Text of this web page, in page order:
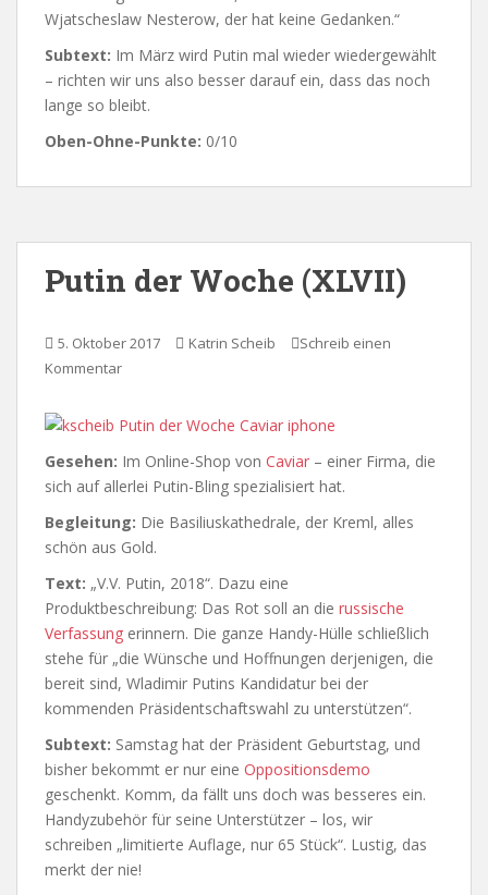
Wjatscheslaw Nesterow, der hat keine Gedanken.“
Subtext: Im März wird Putin mal wieder wiedergewählt
– richten wir uns also besser darauf ein, dass das noch
lange so bleibt.
Oben-Ohne-Punkte: 0/10
Putin der Woche (XLVII)
5. Oktober 2017 Katrin Scheib
Schreib einen
Kommentar
Gesehen: Im Online-Shop von Caviar – einer Firma, die
sich auf allerlei Putin-Bling spezialisiert hat.
Begleitung: Die Basiliuskathedrale, der Kreml, alles
schön aus Gold.
Text: „V.V. Putin, 2018“. Dazu eine
Produktbeschreibung: Das Rot soll an die russische
Verfassung erinnern. Die ganze Handy-Hülle schließlich
stehe für „die Wünsche und Hoffnungen derjenigen, die
bereit sind, Wladimir Putins Kandidatur bei der
kommenden Präsidentschaftswahl zu unterstützen“.
Subtext: Samstag hat der Präsident Geburtstag, und
bisher bekommt er nur eine Oppositionsdemo
geschenkt. Komm, da fällt uns doch was besseres ein.
Handyzubehör für seine Unterstützer – los, wir
schreiben „limitierte Auflage, nur 65 Stück“. Lustig, das
merkt der nie!